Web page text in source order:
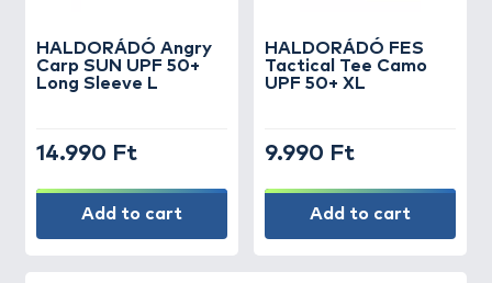
HALDORÁDÓ Angry
Carp SUN UPF 50+
Long Sleeve L
14.990 Ft
Add to cart
HALDORÁDÓ FES
Tactical Tee Camo
UPF 50+ XL
9.990 Ft
Add to cart